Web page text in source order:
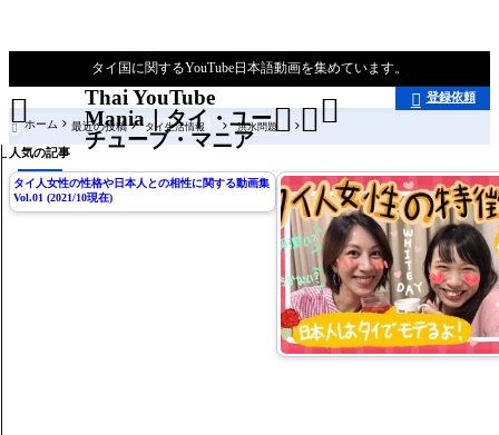
タイ国に関するYouTube日本語動画を集めています。
Thai YouTube
Mania｜タイ・ユー
チューブ・マニア

  登録依頼
 ホーム 最近の投稿 タイ生活情報 洪水問題
人気の記事
タイ人女性の性格や日本人との相性に関する動画集
Vol.01 (2021/10現在)